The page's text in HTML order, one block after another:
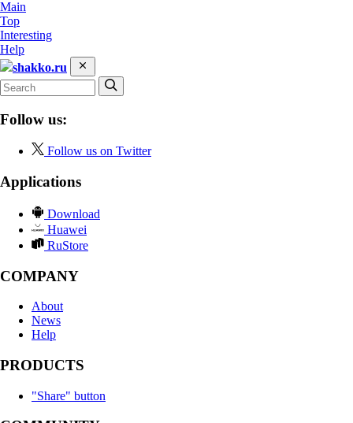
Main
Top
Interesting
Help
shakko.ru
Follow us:
Follow us on Twitter
Applications
Download
Huawei
RuStore
COMPANY
About
News
Help
PRODUCTS
"Share" button